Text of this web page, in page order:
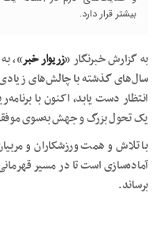
بیشتر قرار دارد.
به گزارش خبرنگار «زریوار خبر»،
سال‌های گذشته با چالش‌های زیادی
انتظار دست یابد، اکنون با
یک تحول بزرگ و جهش به‌سوی
با تلاش و همت ورزشکاران و
آماده‌سازی است تا در مسیر
برساند.